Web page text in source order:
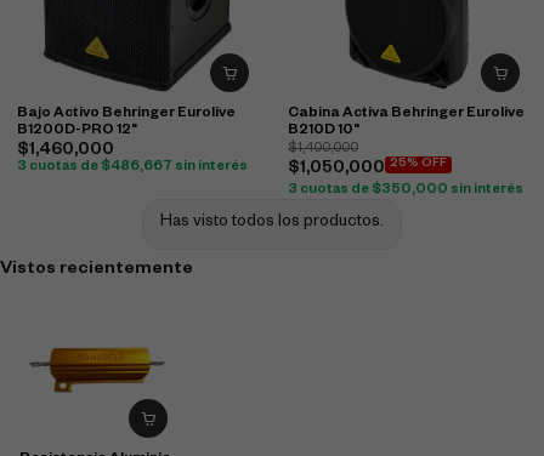
Bajo Activo Behringer Eurolive
B1200D-PRO 12"
$1,460,000
3 cuotas de $486,667 sin interés
Cabina Activa Behringer Eurolive
B210D 10"
$1,400,000
$1,050,000 25% OFF
3 cuotas de $350,000 sin interés
Has visto todos los productos.
Vistos recientemente